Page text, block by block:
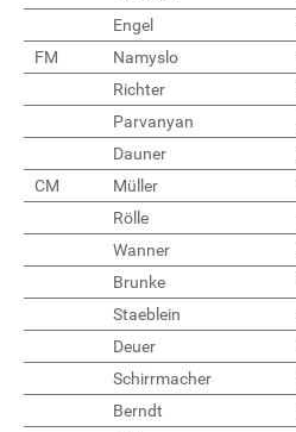
Engel
FM
Namyslo
Richter
Parvanyan
Dauner
CM
Müller
Rölle
Wanner
Brunke
Staeblein
Deuer
Schirrmacher
Berndt